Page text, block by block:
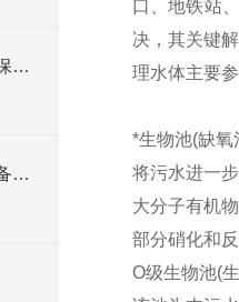
一体化养猪场废水处理设备环保局新要求
石家庄小区一体化污水处理设备技术参数
口、地铁站
决，其关键
理水体主要
*生物池(缺氧
将污水进一
大分子有机
部分硝化和
O级生物池(